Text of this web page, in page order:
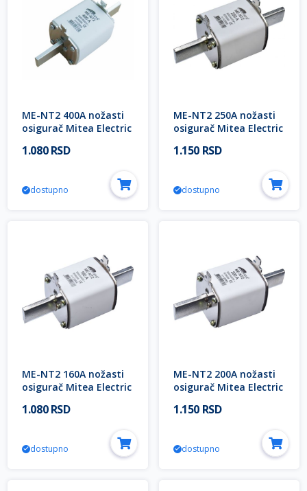
ME-NT2 400A nožasti
osigurač Mitea Electric
1.080 RSD
dostupno
ME-NT2 250A nožasti
osigurač Mitea Electric
1.150 RSD
dostupno
ME-NT2 160A nožasti
osigurač Mitea Electric
1.080 RSD
dostupno
ME-NT2 200A nožasti
osigurač Mitea Electric
1.150 RSD
dostupno